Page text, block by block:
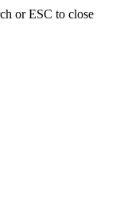
or ESC to close